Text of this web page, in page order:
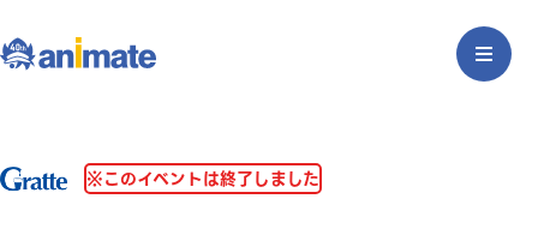
※このイベントは終了しました